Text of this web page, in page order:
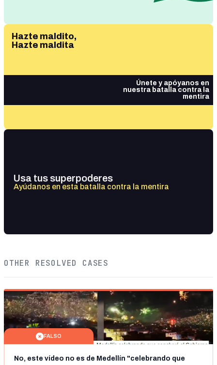
Hazte maldito,
Hazte maldita
Únete y apóyanos en
nuestra batalla contra la
mentira
Usa tus superpoderes
Ayúdanos en esta batalla contra la mentira
OTHER RESOLVED CASES
FALSO
No, este vídeo no es de Medellín "celebrando que